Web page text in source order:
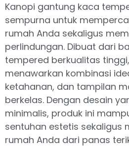
Kanopi gantung kaca
sempurna untuk
rumah Anda sekaligus
perlindungan. Dibuat dari
tempered berkualitas
menawarkan kombinasi
ketahanan, dan tampilan
berkelas. Dengan desain
minimalis, produk ini
sentuhan estetis sekaligus
rumah Anda dari panas